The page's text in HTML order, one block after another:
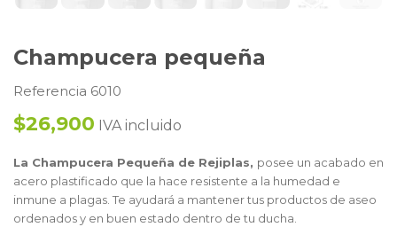
Champucera pequeña
Referencia 6010
$26,900 IVA incluido
La Champucera Pequeña de Rejiplas, posee un acabado en
acero plastificado que la hace resistente a la humedad e
inmune a plagas. Te ayudará a mantener tus productos de aseo
ordenados y en buen estado dentro de tu ducha.